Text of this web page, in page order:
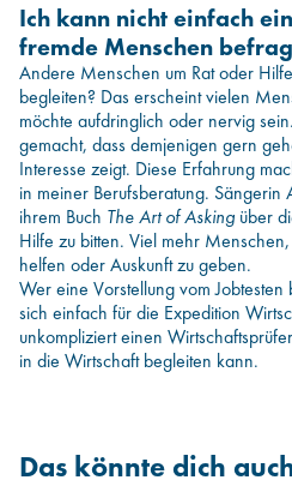
Ich kann nicht einfach
fremde Menschen
Andere Menschen um Rat oder
begleiten? Das erscheint vielen
möchte aufdringlich oder nervig
gemacht, dass demjenigen gern
Interesse zeigt. Diese Erfahrung
in meiner Berufsberatung. Sängerin
ihrem Buch The Art of Asking über
Hilfe zu bitten. Viel mehr
helfen oder Auskunft zu geben.
Wer eine Vorstellung vom
sich einfach für die Expedition
unkompliziert einen
in die Wirtschaft begleiten kann.
Das könnte dich